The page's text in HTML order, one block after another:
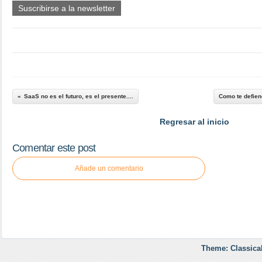
Suscribirse a la newsletter
SaaS no es el futuro, es el presente.... Como te
Regresar al inicio
Comentar este post
Añade un comentario
Theme: